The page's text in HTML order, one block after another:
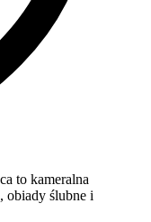
to kameralna
obiady ślubne i